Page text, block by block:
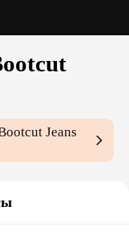
Jeans